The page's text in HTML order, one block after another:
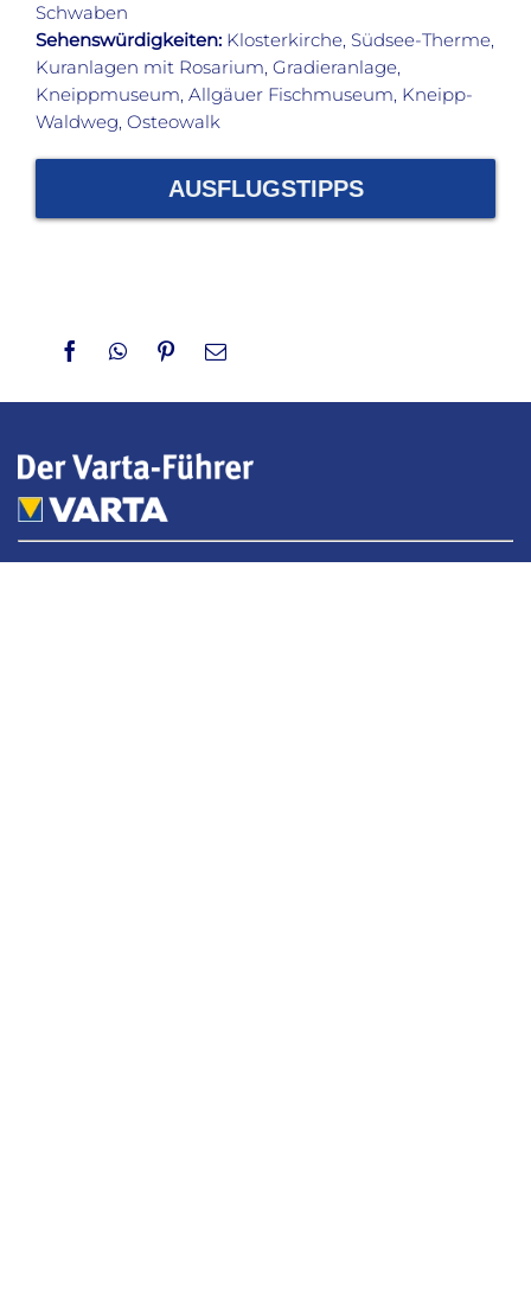
Schwaben
Sehenswürdigkeiten: Klosterkirche, Südsee-Therme,
Kuranlagen mit Rosarium, Gradieranlage,
Kneippmuseum, Allgäuer Fischmuseum, Kneipp-
Waldweg, Osteowalk
AUSFLUGSTIPPS
FacebookWhatsApp
PinterestEmail